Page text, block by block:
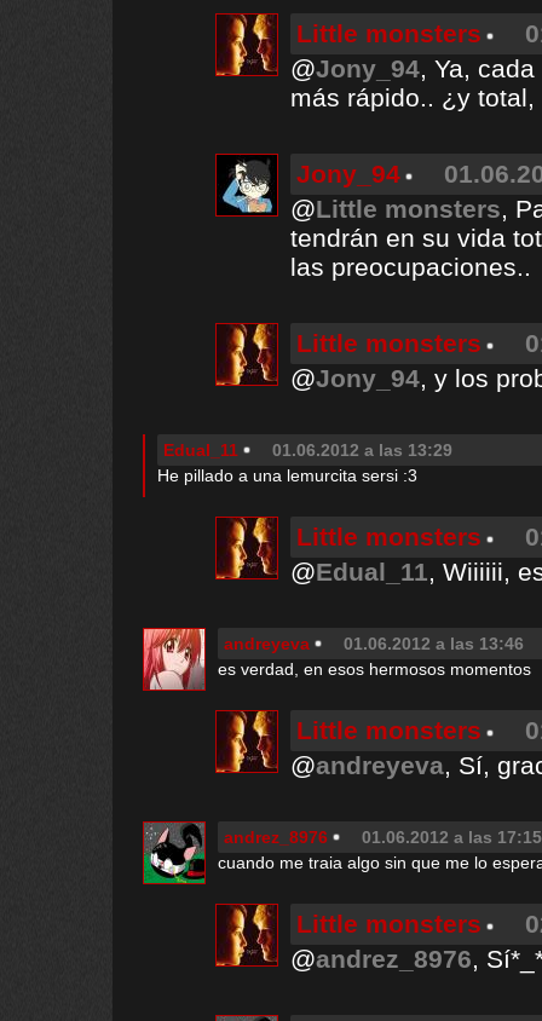
Little monsters
@Jony_94, Ya,
más rápido.. ¿y total,
Jony_94
@Little monsters,
tendrán en su vida
las preocupaciones..
Little monsters
@Jony_94, y los
Edual_11
01.06.2012 a las 13:29
He pillado a una lemurcita sersi :3
Little monsters
@Edual_11, Wiiiiii,
andreyeva
01.06.2012 a las 13:46
es verdad, en esos hermosos momentos
Little monsters
@andreyeva, Sí,
andrez_8976
01.06.2012 a las 17:15
cuando me traia algo sin que me lo
Little monsters
@andrez_8976,